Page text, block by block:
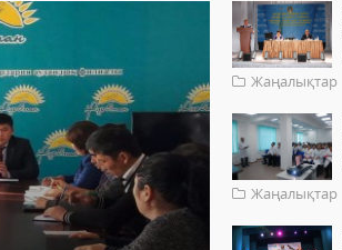
Жаңалықтар
Жаңалықтар